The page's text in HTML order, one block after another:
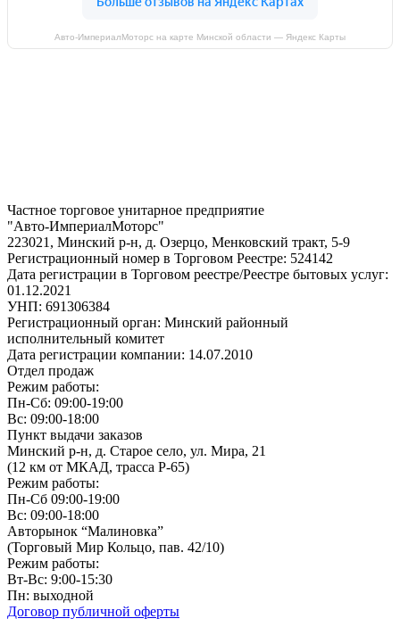
Авто-ИмпериалМоторс на карте Минской области — Яндекс Карты
Частное торговое унитарное предприятие
"Авто-ИмпериалМоторс"
223021, Минский р-н, д. Озерцо, Менковский тракт, 5-9
Регистрационный номер в Торговом Реестре: 524142
Дата регистрации в Торговом реестре/Реестре бытовых услуг:
01.12.2021
УНП: 691306384
Регистрационный орган: Минский районный
исполнительный комитет
Дата регистрации компании: 14.07.2010
Отдел продаж
Режим работы:
Пн-Сб: 09:00-19:00
Вс: 09:00-18:00
Пункт выдачи заказов
Минский р-н, д. Старое село, ул. Мира, 21
(12 км от МКАД, трасса P-65)
Режим работы:
Пн-Сб 09:00-19:00
Вс: 09:00-18:00
Авторынок “Малиновка”
(Торговый Мир Кольцо, пав. 42/10)
Режим работы:
Вт-Вс: 9:00-15:30
Пн: выходной
Договор публичной оферты